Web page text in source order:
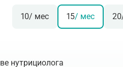
10/ мес 15/ мес 20
нутрициолога